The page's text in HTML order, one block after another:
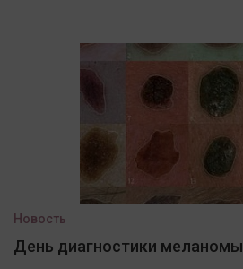
Новость
День диагностики меланомы